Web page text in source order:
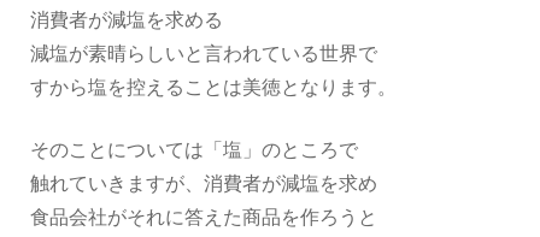
消費者が減塩を求める
減塩が素晴らしいと言われている世界で
すから塩を控えることは美徳となります。
そのことについては「塩」のところで
触れていきますが、消費者が減塩を求め
食品会社がそれに答えた商品を作ろうと